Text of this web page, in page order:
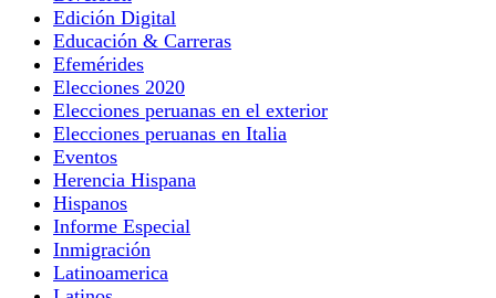
Edición Digital
Educación & Carreras
Efemérides
Elecciones 2020
Elecciones peruanas en el exterior
Elecciones peruanas en Italia
Eventos
Herencia Hispana
Hispanos
Informe Especial
Inmigración
Latinoamerica